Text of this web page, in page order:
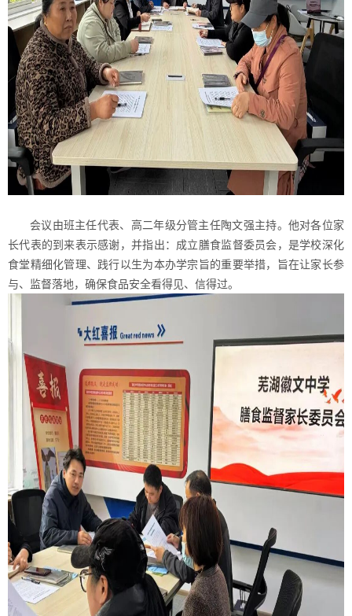
会议由班主任代表、高二年级分管主任陶文强主持。他对各位家
长代表的到来表示感谢，并指出：成立膳食监督委员会，是学校深化
食堂精细化管理、践行以生为本办学宗旨的重要举措，旨在让家长参
与、监督落地，确保食品安全看得见、信得过。